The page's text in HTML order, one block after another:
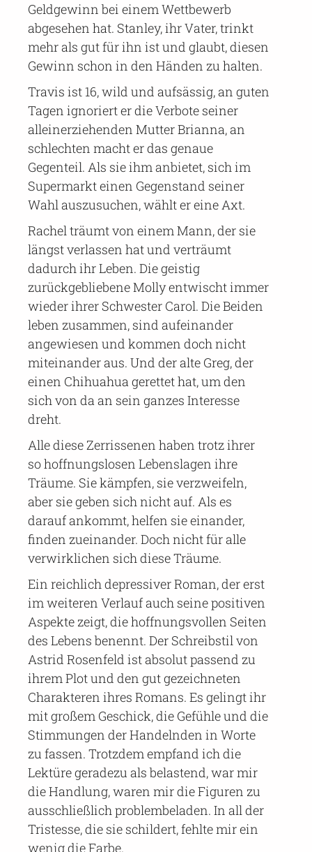
Geldgewinn bei einem Wettbewerb
abgesehen hat. Stanley, ihr Vater, trinkt
mehr als gut für ihn ist und glaubt, diesen
Gewinn schon in den Händen zu halten.
Travis ist 16, wild und aufsässig, an guten
Tagen ignoriert er die Verbote seiner
alleinerziehenden Mutter Brianna, an
schlechten macht er das genaue
Gegenteil. Als sie ihm anbietet, sich im
Supermarkt einen Gegenstand seiner
Wahl auszusuchen, wählt er eine Axt.
Rachel träumt von einem Mann, der sie
längst verlassen hat und verträumt
dadurch ihr Leben. Die geistig
zurückgebliebene Molly entwischt immer
wieder ihrer Schwester Carol. Die Beiden
leben zusammen, sind aufeinander
angewiesen und kommen doch nicht
miteinander aus. Und der alte Greg, der
einen Chihuahua gerettet hat, um den
sich von da an sein ganzes Interesse
dreht.
Alle diese Zerrissenen haben trotz ihrer
so hoffnungslosen Lebenslagen ihre
Träume. Sie kämpfen, sie verzweifeln,
aber sie geben sich nicht auf. Als es
darauf ankommt, helfen sie einander,
finden zueinander. Doch nicht für alle
verwirklichen sich diese Träume.
Ein reichlich depressiver Roman, der erst
im weiteren Verlauf auch seine positiven
Aspekte zeigt, die hoffnungsvollen Seiten
des Lebens benennt. Der Schreibstil von
Astrid Rosenfeld ist absolut passend zu
ihrem Plot und den gut gezeichneten
Charakteren ihres Romans. Es gelingt ihr
mit großem Geschick, die Gefühle und die
Stimmungen der Handelnden in Worte
zu fassen. Trotzdem empfand ich die
Lektüre geradezu als belastend, war mir
die Handlung, waren mir die Figuren zu
ausschließlich problembeladen. In all der
Tristesse, die sie schildert, fehlte mir ein
wenig die Farbe.